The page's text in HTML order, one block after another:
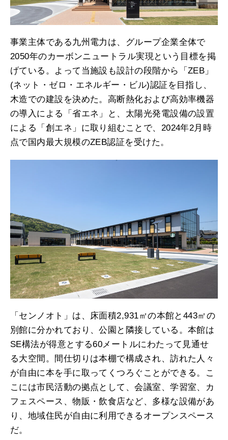
事業主体である九州電力は、グループ企業全体で
2050年のカーボンニュートラル実現という目標を掲
げている。よって当施設も設計の段階から「ZEB」
(ネット・ゼロ・エネルギー・ビル)認証を目指し、
木造での建設を決めた。高断熱化および高効率機器
の導入による「省エネ」と、太陽光発電設備の設置
による「創エネ」に取り組むことで、2024年2月時
点で国内最大規模のZEB認証を受けた。
「センノオト」は、床面積2,931㎡の本館と443㎡の
別館に分かれており、公園と隣接している。本館は
SE構法が得意とする60メートルにわたって見通せ
る大空間。間仕切りは本棚で構成され、訪れた人々
が自由に本を手に取ってくつろぐことができる。こ
こには市民活動の拠点として、会議室、学習室、カ
フェスペース、物販・飲食店など、多様な設備があ
り、地域住民が自由に利用できるオープンスペース
だ。